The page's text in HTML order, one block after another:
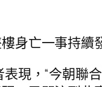
身亡一事持續
現，“今朝聯